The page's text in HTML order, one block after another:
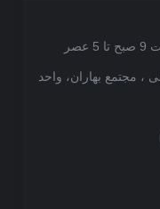
، مجتمع بهاران، واحد